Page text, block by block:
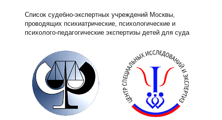
Список судебно-экспертных учреждений Москвы,
проводящих психиатрические, психологические и
психолого-педагогические экспертизы детей для суда